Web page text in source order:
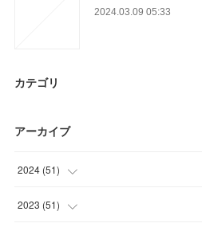
2024.03.09 05:33
カテゴリ
アーカイブ
2024 (51)
(30 )
2023 (51)